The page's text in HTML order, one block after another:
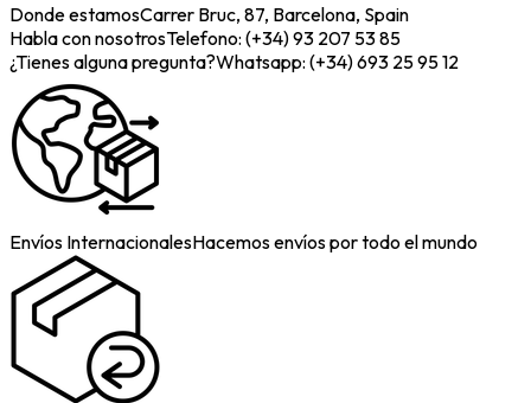
Donde estamosCarrer Bruc, 87, Barcelona, Spain
Habla con nosotrosTelefono: (+34) 93 207 53 85
¿Tienes alguna pregunta?Whatsapp: (+34) 693 25 95 12
Envíos InternacionalesHacemos envíos por todo el mundo